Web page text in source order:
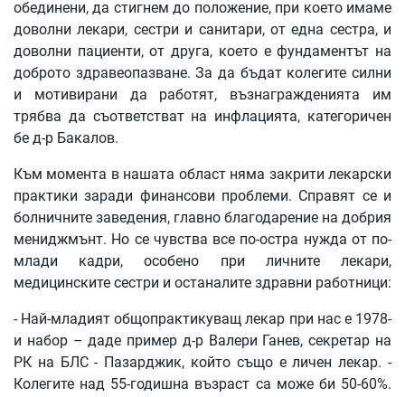
обединени, да стигнем до положение, при което имаме
доволни лекари, сестри и санитари, от една сестра, и
доволни пациенти, от друга, което е фундаментът на
доброто здравеопазване. За да бъдат колегите силни
и мотивирани да работят, възнагражденията им
трябва да съответстват на инфлацията, категоричен
бе д-р Бакалов.
Към момента в нашата област няма закрити лекарски
практики заради финансови проблеми. Справят се и
болничните заведения, главно благодарение на добрия
мениджмънт. Но се чувства все по-остра нужда от по-
млади кадри, особено при личните лекари,
медицинските сестри и останалите здравни работници:
- Най-младият общопрактикуващ лекар при нас е 1978-
и набор – даде пример д-р Валери Ганев, секретар на
РК на БЛС - Пазарджик, който също е личен лекар. -
Колегите над 55-годишна възраст са може би 50-60%.